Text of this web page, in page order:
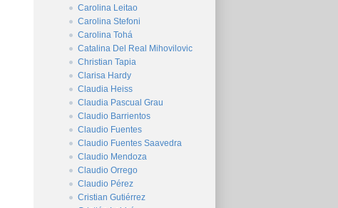
Carolina Leitao
Carolina Stefoni
Carolina Tohá
Catalina Del Real Mihovilovic
Christian Tapia
Clarisa Hardy
Claudia Heiss
Claudia Pascual Grau
Claudio Barrientos
Claudio Fuentes
Claudio Fuentes Saavedra
Claudio Mendoza
Claudio Orrego
Claudio Pérez
Cristian Gutiérrez